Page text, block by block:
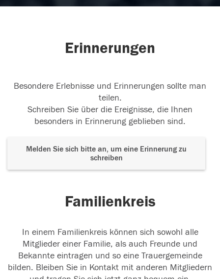
Erinnerungen
Besondere Erlebnisse und Erinnerungen sollte man
teilen.
Schreiben Sie über die Ereignisse, die Ihnen
besonders in Erinnerung geblieben sind.
Melden Sie sich bitte an, um eine Erinnerung zu
schreiben
Familienkreis
In einem Familienkreis können sich sowohl alle
Mitglieder einer Familie, als auch Freunde und
Bekannte eintragen und so eine Trauergemeinde
bilden. Bleiben Sie in Kontakt mit anderen Mitgliedern